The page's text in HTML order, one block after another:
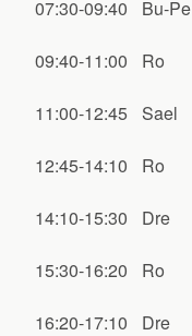
07:30-09:40 Bu-Pe
09:40-11:00 Ro
11:00-12:45 Sael
12:45-14:10 Ro
14:10-15:30 Dre
15:30-16:20 Ro
16:20-17:10 Dre